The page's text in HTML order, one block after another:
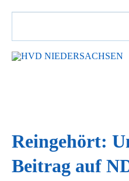
SUCHBEGRIFFE
Reingehört:
Beitrag auf